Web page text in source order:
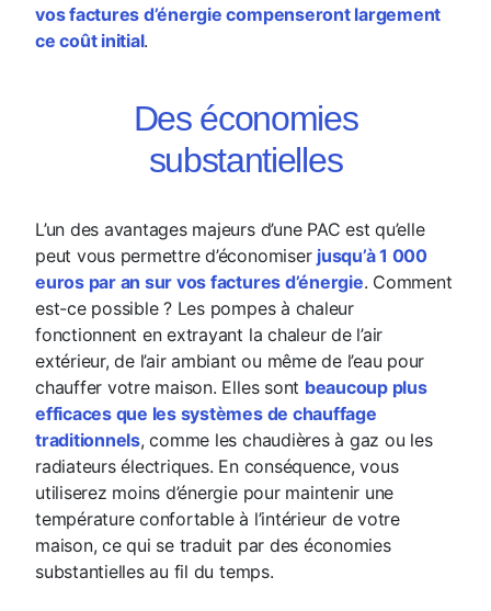
vos factures d’énergie compenseront largement
ce coût initial.
Des économies
substantielles
L’un des avantages majeurs d’une PAC est qu’elle
peut vous permettre d’économiser jusqu’à 1 000
euros par an sur vos factures d’énergie. Comment
est-ce possible ? Les pompes à chaleur
fonctionnent en extrayant la chaleur de l’air
extérieur, de l’air ambiant ou même de l’eau pour
chauffer votre maison. Elles sont beaucoup plus
efficaces que les systèmes de chauffage
traditionnels, comme les chaudières à gaz ou les
radiateurs électriques. En conséquence, vous
utiliserez moins d’énergie pour maintenir une
température confortable à l’intérieur de votre
maison, ce qui se traduit par des économies
substantielles au fil du temps.